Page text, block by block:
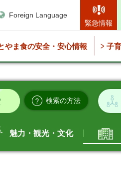
Foreign Language
緊急情報
やま食の安全・安心情報 子
検索の方法
魅力・観光・文化